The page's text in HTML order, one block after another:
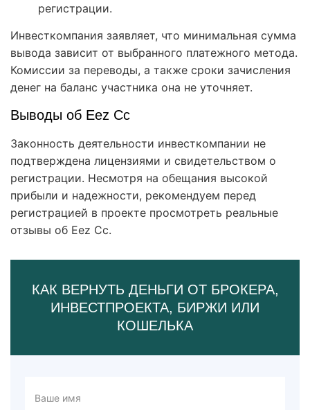
регистрации.
Инвесткомпания заявляет, что минимальная сумма
вывода зависит от выбранного платежного метода.
Комиссии за переводы, а также сроки зачисления
денег на баланс участника она не уточняет.
Выводы об Eez Cc
Законность деятельности инвесткомпании не
подтверждена лицензиями и свидетельством о
регистрации. Несмотря на обещания высокой
прибыли и надежности, рекомендуем перед
регистрацией в проекте просмотреть реальные
отзывы об Eez Cc.
КАК ВЕРНУТЬ ДЕНЬГИ ОТ БРОКЕРА,
ИНВЕСТПРОЕКТА, БИРЖИ ИЛИ
КОШЕЛЬКА